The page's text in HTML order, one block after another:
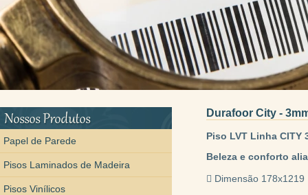
Papel de Parede
Pisos Laminados de Madeira
Pisos Vinílicos
Durafoor City -
Piso LVT Linha CITY
Beleza e conforto
 Dimensão 178x1219